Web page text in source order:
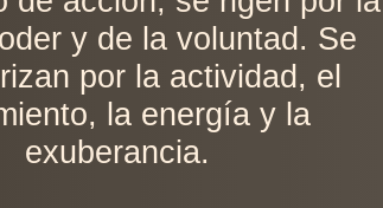
y de la voluntad. Se
por la actividad, el
la energía y la
exuberancia.